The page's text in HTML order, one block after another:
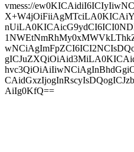
vmess://
AiIg0KfQ==